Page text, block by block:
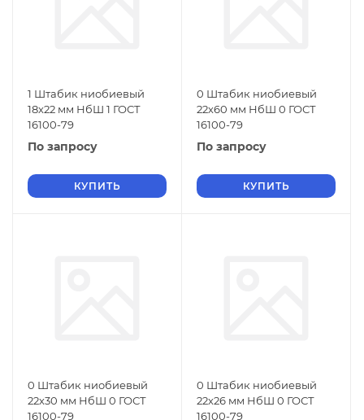
1 Штабик ниобиевый
18х22 мм НбШ 1 ГОСТ
16100-79
По запросу
КУПИТЬ
0 Штабик ниобиевый
22х60 мм НбШ 0 ГОСТ
16100-79
По запросу
КУПИТЬ
0 Штабик ниобиевый
22х30 мм НбШ 0 ГОСТ
16100-79
0 Штабик ниобиевый
22х26 мм НбШ 0 ГОСТ
16100-79